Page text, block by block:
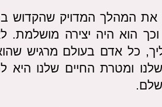
את המהלך המדויק שהקדוש
וכך הוא היה יצירה
כל אדם בעולם מרגיש
ומטרת החיים שלנו
שלם.